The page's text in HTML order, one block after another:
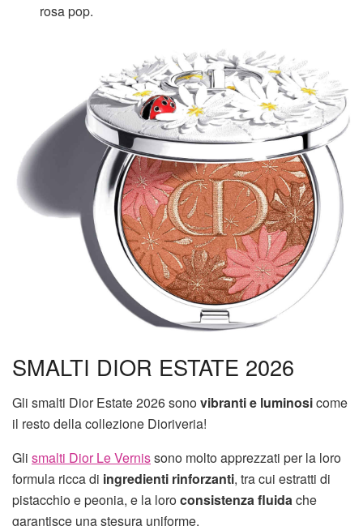
rosa pop.
SMALTI DIOR ESTATE 2026
Gli smalti Dior Estate 2026 sonovibranti e luminosicome
il resto della collezione Dioriveria!
Gli smalti Dior Le Vernissono molto apprezzati per la loro
formula ricca di ingredienti rinforzanti, tra cui estratti di
pistacchio e peonia, e la loroconsistenza fluidache
garantisce una stesura uniforme.